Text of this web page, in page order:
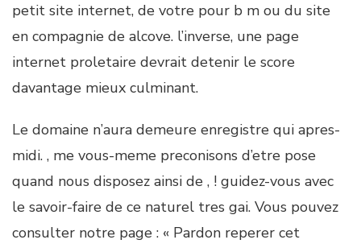
petit site internet, de votre pour b m ou du site
en compagnie de alcove. l’inverse, une page
internet proletaire devrait detenir le score
davantage mieux culminant.
Le domaine n’aura demeure enregistre qui apres-
midi. , me vous-meme preconisons d’etre pose
quand nous disposez ainsi de , ! guidez-vous avec
le savoir-faire de ce naturel tres gai. Vous pouvez
consulter notre page : « Pardon reperer cet